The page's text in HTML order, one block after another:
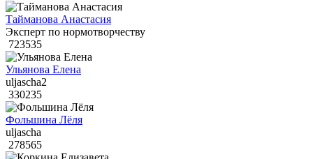
Тайманова Анастасия
Эксперт по нормотворчеству
723535
Ульянова Елена
uljascha2
330235
Фольшина Лёля
uljascha
278565